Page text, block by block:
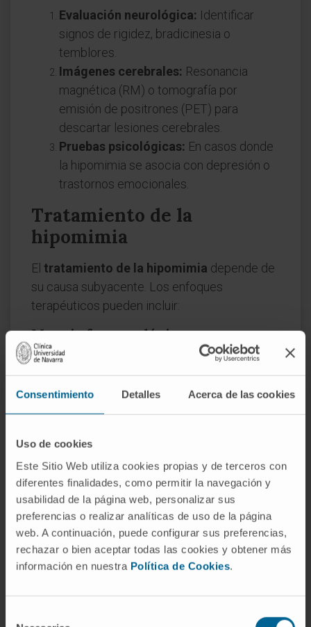
Consentimiento Detalles Acerca de las cookies
Uso de cookies
Este Sitio Web utiliza cookies propias y de terceros con
diferentes finalidades, como permitir la navegación y
usabilidad de la página web, personalizar sus
preferencias o realizar analíticas de uso de la página
web. A continuación, puede configurar sus preferencias,
rechazar o bien aceptar todas las cookies y obtener más
información en nuestra Política de Cookies.
Evaluación neurológica: Identificar
signos de rigidez, bradicinesia o
temblores.
Imágenes cerebrales: Resonancia
magnética (RM) o tomografía por
emisión de positrones (PET) para
descartar lesiones cerebrales.
Pruebas psicológicas: En casos donde
la hipomimia se asocia con depresión o
trastornos emocionales.
Tratamiento de la
hipomimia
El tratamiento de la hipomimia depende de
su causa subyacente. Los enfoques
terapéuticos pueden incluir:
Manejo farmacológico
Levodopa:
En la enfermedad de Parkinson,
hipomimia.
Antidepresivos:En casos de hipomimia
asociada con trastornos emocionales.
Rehabilitación
Terapia facial:Ejercicios para mejorar el
tono muscular y la movilidad facial.
Fisioterapia:Para fortalecer los músculos
faciales y recuperar expresividad.